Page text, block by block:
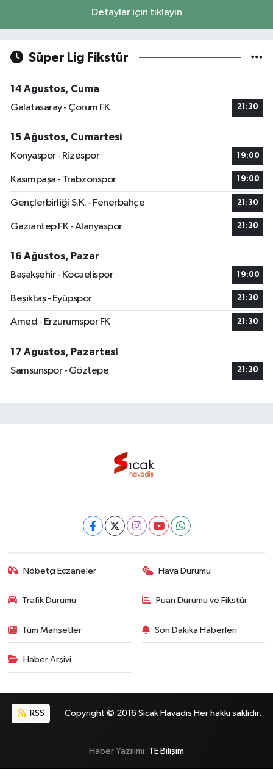
Detaylar için tıklayın
Süper Lig Fikstür
14 Ağustos, Cuma
Galatasaray - Çorum FK
21:30
15 Ağustos, Cumartesi
Konyaspor - Rizespor
19:00
Kasımpaşa - Trabzonspor 19:00
Gençlerbirliği S.K. - Fenerbahçe 21:30
Gaziantep FK - Alanyaspor 21:30
16 Ağustos, Pazar
Başakşehir - Kocaelispor
19:00
Beşiktaş - Eyüpspor 21:30
Amed - Erzurumspor FK 21:30
17 Ağustos, Pazartesi
Samsunspor - Göztepe
21:30
Nöbetçi Eczaneler Hava Durumu
Trafik Durumu Puan Durumu ve Fikstür
Tüm Manşetler Son Dakika Haberleri
Haber Arşivi
RSS Copyright © 2016 Sıcak Havadis Her hakkı saklıdır.
Haber Yazılımı: TE Bilişim